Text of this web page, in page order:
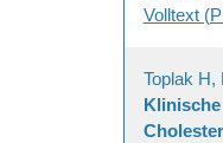
Volltext
Toplak H,